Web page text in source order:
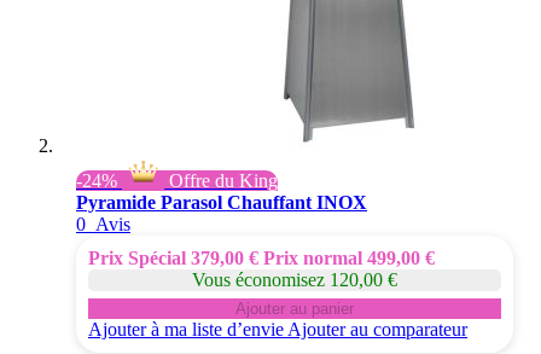
-24%
Offre du King
Pyramide Parasol Chauffant INOX
0 Avis
Prix Spécial 379,00 € Prix normal 499,00 €
Vous économisez 120,00 €
Ajouter au panier
Ajouter à ma liste d’envie Ajouter au comparateur